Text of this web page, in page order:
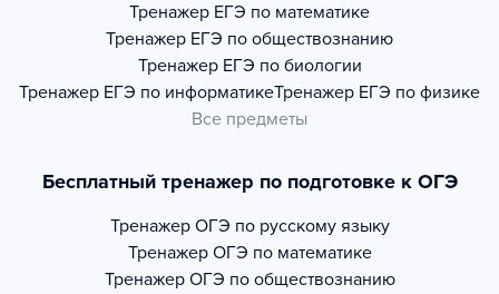
Тренажер ЕГЭ по математике
Тренажер ЕГЭ по обществознанию
Тренажер ЕГЭ по биологии
Тренажер ЕГЭ по информатикеТренажер ЕГЭ по физике
Все предметы
Бесплатный тренажер по подготовке к ОГЭ
Тренажер ОГЭ по русскому языку
Тренажер ОГЭ по математике
Тренажер ОГЭ по обществознанию